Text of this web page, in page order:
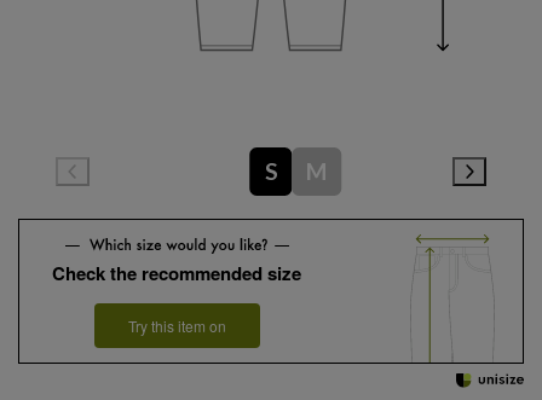
S M
Check the recommended size
Try this item on